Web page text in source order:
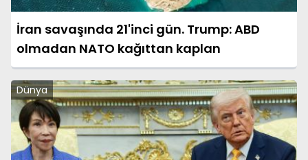
İran savaşında 21'inci gün. Trump: ABD
olmadan NATO kağıttan kaplan
Dünya